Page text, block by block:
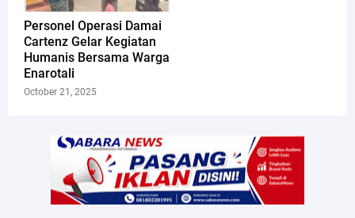
Personel Operasi Damai
Cartenz Gelar Kegiatan
Humanis Bersama Warga
Enarotali
October 21, 2025